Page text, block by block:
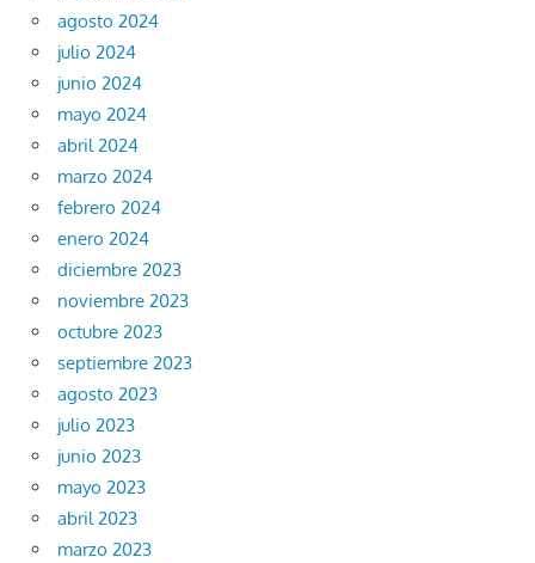
agosto 2024
julio 2024
junio 2024
mayo 2024
abril 2024
marzo 2024
febrero 2024
enero 2024
diciembre 2023
noviembre 2023
octubre 2023
septiembre 2023
agosto 2023
julio 2023
junio 2023
mayo 2023
abril 2023
marzo 2023